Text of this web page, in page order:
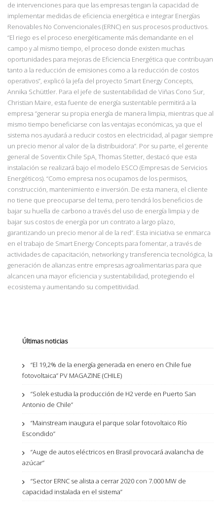
de intervenciones para que las empresas tengan la capacidad de
implementar medidas de eficiencia energética e integrar Energías
Renovables No Convencionales (ERNC) en sus procesos productivos.
“El riego es el proceso energéticamente más demandante en el
campo y al mismo tiempo, el proceso donde existen muchas
oportunidades para mejoras de Eficiencia Energética que contribuyan
tanto a la reducción de emisiones como a la reducción de costos
operativos”, explicó la jefa del proyecto Smart Energy Concepts,
Annika Schüttler. Para el jefe de sustentabilidad de Viñas Cono Sur,
Christian Maire, esta fuente de energía sustentable permitirá a la
empresa “generar su propia energía de manera limpia, mientras que al
mismo tiempo beneficiarse con las ventajas económicas, ya que el
sistema nos ayudará a reducir costos en electricidad, al pagar siempre
un precio menor al valor de la distribuidora”. Por su parte, el gerente
general de Soventix Chile SpA, Thomas Stetter, destacó que esta
instalación se realizará bajo el modelo ESCO (Empresas de Servicios
Energéticos). “Como empresa nos ocupamos de los permisos,
construcción, mantenimiento e inversión. De esta manera, el cliente
no tiene que preocuparse del tema, pero tendrá los beneficios de
bajar su huella de carbono a través del uso de energía limpia y de
bajar sus costos de energía por un contrato a largo plazo,
garantizando un precio menor al de la red”. Esta iniciativa se enmarca
en el trabajo de Smart Energy Concepts para fomentar, a través de
actividades de capacitación, networking y transferencia tecnológica, la
generación de alianzas entre empresas agroalimentarias para que
alcancen una mayor eficiencia y sustentabilidad, protegiendo el
ecosistema y aumentando su competitividad.
Últimas noticias
“El 19,2% de la energía generada en enero en Chile fue
fotovoltaica” PV MAGAZINE (CHILE)
“Solek estudia la producción de H2 verde en Puerto San
Antonio de Chile”
“Mainstream inaugura el parque solar fotovoltaico Río
Escondido”
“Auge de autos eléctricos en Brasil provocará avalancha de
azúcar”
“Sector ERNC se alista a cerrar 2020 con 7.000 MW de
capacidad instalada en el sistema”